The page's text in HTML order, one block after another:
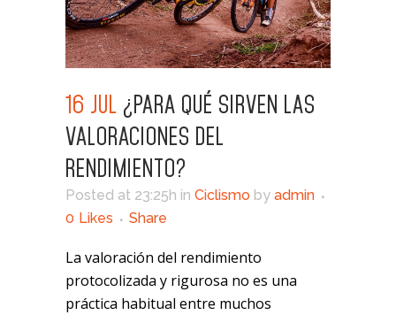
16 JUL
¿PARA QUÉ SIRVEN LAS
VALORACIONES DEL
RENDIMIENTO?
Posted at 23:25h in Ciclismo by admin
0 Likes Share
La valoración del rendimiento
protocolizada y rigurosa no es una
práctica habitual entre muchos